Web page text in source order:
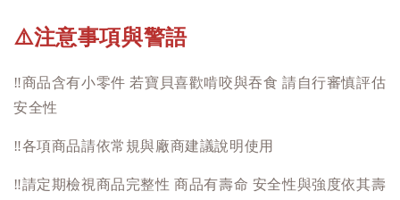
⚠️注意事項與警語
‼️商品含有小零件 若寶貝喜歡啃咬與吞食 請自行審慎評估
安全性
‼️各項商品請依常規與廠商建議說明使用
‼️請定期檢視商品完整性 商品有壽命 安全性與強度依其壽